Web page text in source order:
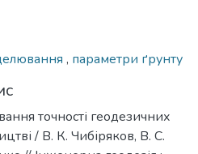
, параметри ґрунту
точності геодезичних
/ В. К. Чибіряков, В. С.